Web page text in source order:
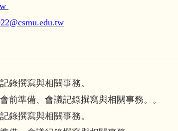
錄撰寫與相關事務。
前準備、會議記錄撰寫與相關事務。。
錄撰寫與相關事務。